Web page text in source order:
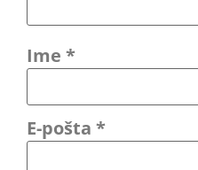
Ime *
E-pošta *